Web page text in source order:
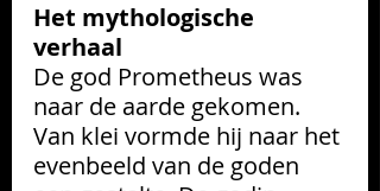
Het mythologische
verhaal
De god Prometheus was
naar de aarde gekomen.
Van klei vormde hij naar het
evenbeeld van de goden